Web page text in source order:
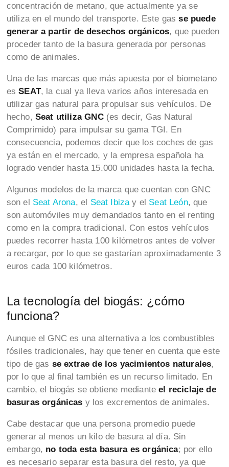
concentración de metano, que actualmente ya se
utiliza en el mundo del transporte. Este gasse puede
generar a partir de desechos orgánicos, que pueden
proceder tanto de la basura generada por personas
como de animales.
Una de las marcas que más apuesta por el biometano
esSEAT, la cual ya lleva varios años interesada en
utilizar gas natural para propulsar sus vehículos. De
hecho, Seat utiliza GNC(es decir, Gas Natural
Comprimido) para impulsar su gama TGI. En
consecuencia, podemos decir que los coches de gas
ya están en el mercado, y la empresa española ha
logrado vender hasta 15.000 unidades hasta la fecha.
Algunos modelos de la marca que cuentan con GNC
son el Seat Arona, el Seat Ibizay el Seat León, que
son automóviles muy demandados tanto en el renting
como en la compra tradicional. Con estos vehículos
puedes recorrer hasta 100 kilómetros antes de volver
a recargar, por lo que se gastarían aproximadamente 3
euros cada 100 kilómetros.
La tecnología del biogás: ¿cómo
funciona?
Aunque el GNC es una alternativa a los combustibles
fósiles tradicionales, hay que tener en cuenta que este
tipo de gas se extrae de los yacimientos naturales,
por lo que al final también es un recurso limitado. En
cambio, el biogás se obtiene medianteel reciclaje de
basuras orgánicas y los excrementos de animales.
Cabe destacar que una persona promedio puede
generar al menos un kilo de basura al día. Sin
embargo, no toda esta basura es orgánica; por ello
es necesario separar esta basura del resto, ya que